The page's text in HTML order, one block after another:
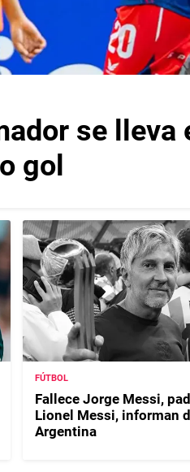
se
gol
FÚTBOL
Fallece Jorge Messi,
Lionel Messi, informan
Argentina